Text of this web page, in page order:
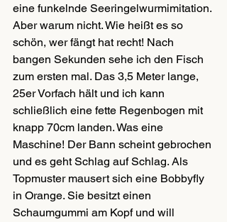
eine funkelnde Seeringelwurmimitation.
Aber warum nicht. Wie heißt es so
schön, wer fängt hat recht! Nach
bangen Sekunden sehe ich den Fisch
zum ersten mal. Das 3,5 Meter lange,
25er Vorfach hält und ich kann
schließlich eine fette Regenbogen mit
knapp 70cm landen. Was eine
Maschine! Der Bann scheint gebrochen
und es geht Schlag auf Schlag. Als
Topmuster mausert sich eine Bobbyfly
in Orange. Sie besitzt einen
Schaumgummi am Kopf und will